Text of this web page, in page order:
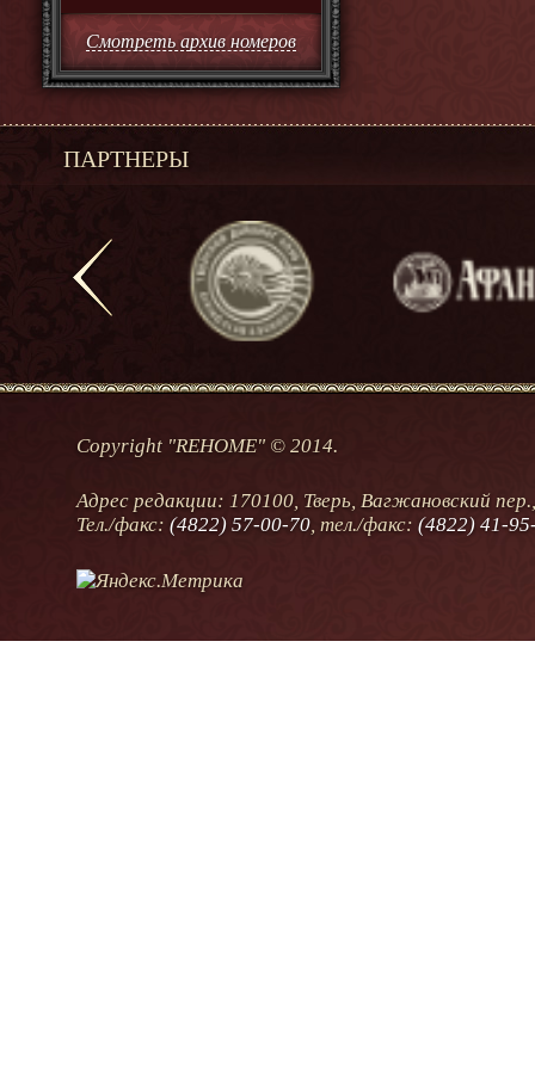
Смотреть архив номеров
ПАРТНЕРЫ
Copyright "REHOME" © 2014.
Адрес редакции: 170100, Тверь, Вагжановский
Тел./факс: (4822) 57-00-70 , тел./факс: (4822) 41-